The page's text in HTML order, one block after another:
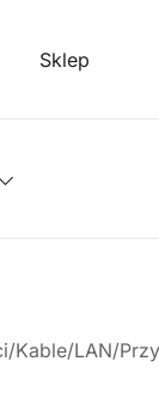
Sklep
Kable/LAN/